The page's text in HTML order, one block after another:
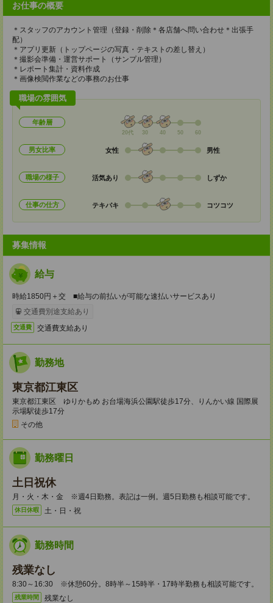
お仕事の概要
＊スタッフのアカウント管理（登録・削除＊各店舗へ問い合わせ＊出張手
配）
＊アプリ更新（トップページの写真・テキストの差し替え）
＊撮影会準備・運営サポート（サンプル管理）
＊レポート集計・資料作成
＊画像検閲作業などの事務のお仕事
職場の雰囲気
年齢層
20代 30 40 50 60
男女比率 女性 男性
職場の様子 活気あり しずか
仕事の仕方 テキパキ コツコツ
募集情報
給与
時給1850円＋交 ■給与の前払いが可能な速払いサービスあり
交通費別途支給あり
交通費 交通費支給あり
勤務地
東京都江東区
東京都江東区 ゆりかもめ お台場海浜公園駅徒歩17分、りんかい線 国際展
示場駅徒歩17分
その他
勤務曜日
土日祝休
月・火・木・金 ※週4日勤務。表記は一例。週5日勤務も相談可能です。
休日休暇 土・日・祝
勤務時間
残業なし
8:30～16:30 ※休憩60分。8時半～15時半・17時半勤務も相談可能です。
残業時間 残業なし